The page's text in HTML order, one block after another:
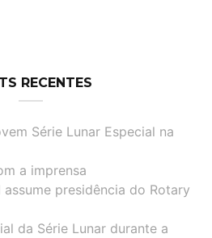
RECENTES
Série Lunar Especial na
a imprensa
presidência do Rotary
da Série Lunar durante a